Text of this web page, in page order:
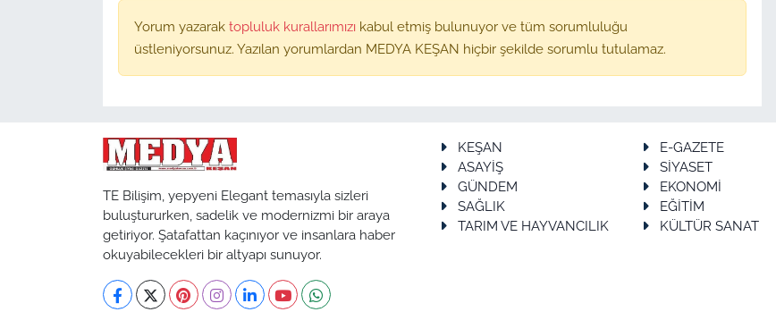
Yorum yazarak topluluk kurallarımızı kabul etmiş bulunuyor ve tüm sorumluluğu
üstleniyorsunuz. Yazılan yorumlardan MEDYA KEŞAN hiçbir şekilde sorumlu tutulamaz.
TE Bilişim, yepyeni Elegant temasıyla sizleri
buluştururken, sadelik ve modernizmi bir araya
getiriyor. Şatafattan kaçınıyor ve insanlara haber
okuyabilecekleri bir altyapı sunuyor.
KEŞAN
E-GAZETE
ASAYİŞ
SİYASET
GÜNDEM
EKONOMİ
SAĞLIK
EĞİTİM
TARIM VE HAYVANCILIK
KÜLTÜR SANAT